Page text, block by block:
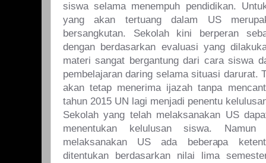
siswa selama menempuh pendidikan.
yang akan tertuang dalam US
bersangkutan. Sekolah kini berperan
dengan berdasarkan evaluasi yang
materi sangat bergantung dari cara siswa
pembelajaran daring selama situasi darurat.
akan tetap menerima ijazah tanpa
tahun 2015 UN lagi menjadi penentu
Sekolah yang telah melaksanakan US
menentukan kelulusan siswa.
melaksanakan US ada beberapa
ditentukan berdasarkan nilai lima